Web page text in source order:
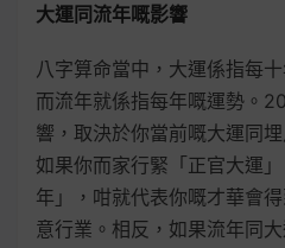
大運同流年嘅影響
八字算命當中，大運係指每
而流年就係指每年嘅運勢。
響，取決於你當前嘅大運同
如果你而家行緊「正官大運
年」，咁就代表你嘅才華會
意行業。相反，如果流年同